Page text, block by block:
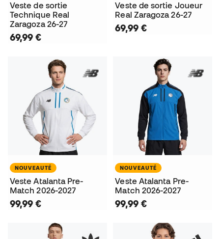
Veste de sortie
Technique Real
Zaragoza 26-27
69,99 €
Veste de sortie Joueur
Real Zaragoza 26-27
69,99 €
NOUVEAUTÉ
Veste Atalanta Pre-
Match 2026-2027
99,99 €
NOUVEAUTÉ
Veste Atalanta Pre-
Match 2026-2027
99,99 €